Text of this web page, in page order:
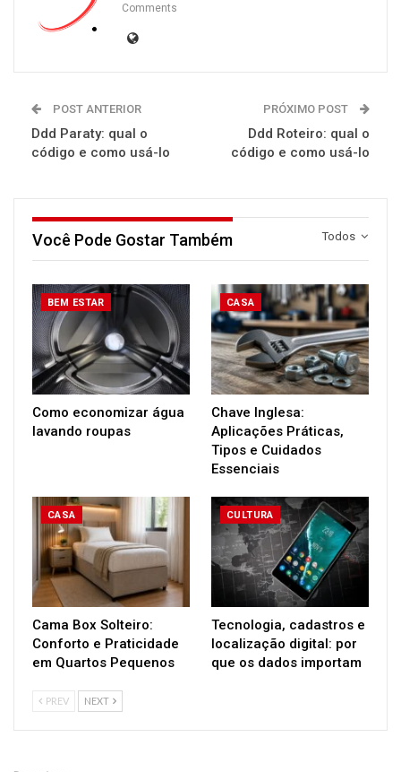
Comments
POST ANTERIOR
Ddd Paraty: qual o
código e como usá-lo
PRÓXIMO POST
Ddd Roteiro: qual o
código e como usá-lo
Todos
Você Pode Gostar Também
BEM ESTAR
Como economizar água
lavando roupas
CASA
Chave Inglesa:
Aplicações Práticas,
Tipos e Cuidados
Essenciais
CASA
Cama Box Solteiro:
Conforto e Praticidade
em Quartos Pequenos
CULTURA
Tecnologia, cadastros e
localização digital: por
que os dados importam
PREV NEXT